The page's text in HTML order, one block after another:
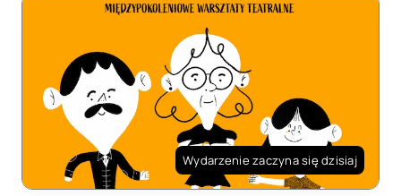
Wydarzenie zaczyna się dzisiaj